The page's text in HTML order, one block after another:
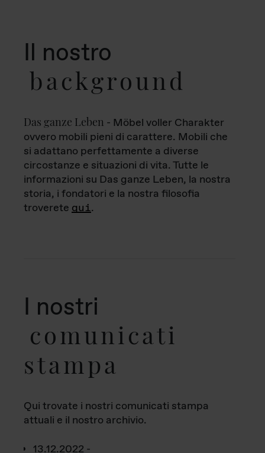
Il nostro
background
Das ganze Leben - Möbel voller Charakter
ovvero mobili pieni di carattere. Mobili che
si adattano perfettamente a diverse
circostanze e situazioni di vita. Tutte le
informazioni su Das ganze Leben, la nostra
storia, i fondatori e la nostra filosofia
troverete qui.
I nostri
comunicati
stampa
Qui trovate i nostri comunicati stampa
attuali e il nostro archivio.
13.12.2022 -